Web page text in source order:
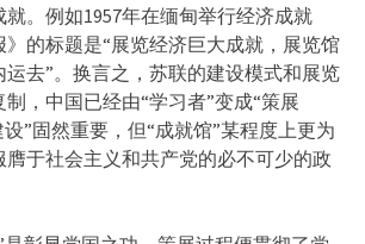
就。例如1957年在缅甸举行经济成就
》的标题是“展览经济巨大成就，展览馆
去”。换言之，苏联的建设模式和展览
，中国已经由“学习者”变成“策展
”固然重要，但“成就馆”某程度上更为
于社会主义和共产党的必不可少的政